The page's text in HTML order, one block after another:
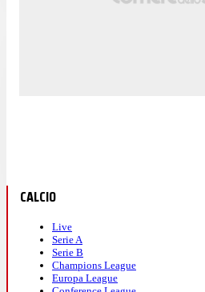
CALCIO
Live
Serie A
Serie B
Champions League
Europa League